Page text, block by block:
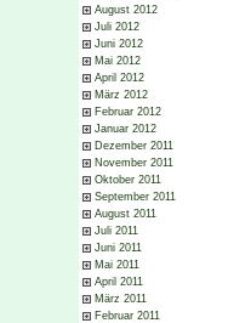
August 2012
Juli 2012
Juni 2012
Mai 2012
April 2012
März 2012
Februar 2012
Januar 2012
Dezember 2011
November 2011
Oktober 2011
September 2011
August 2011
Juli 2011
Juni 2011
Mai 2011
April 2011
März 2011
Februar 2011